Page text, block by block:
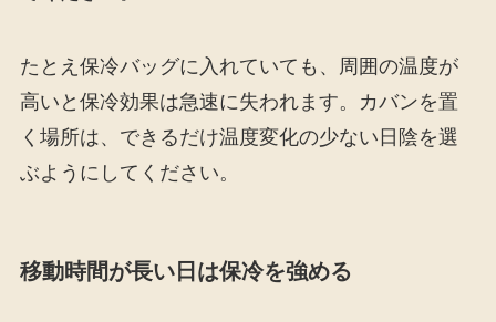
たとえ保冷バッグに入れていても、周囲の温度が
高いと保冷効果は急速に失われます。カバンを置
く場所は、できるだけ温度変化の少ない日陰を選
ぶようにしてください。
移動時間が長い日は保冷を強める